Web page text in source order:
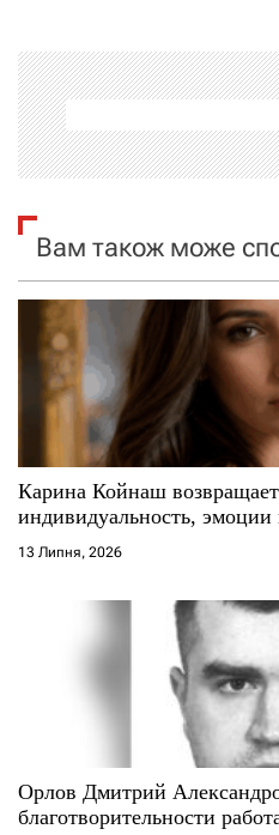
а
ц
і
я
з
с
і
Вам також може
Карина Койнаш
индивидуальность, эмоции
13 Липня, 2026
Орлов Дмитрий
благотворительности